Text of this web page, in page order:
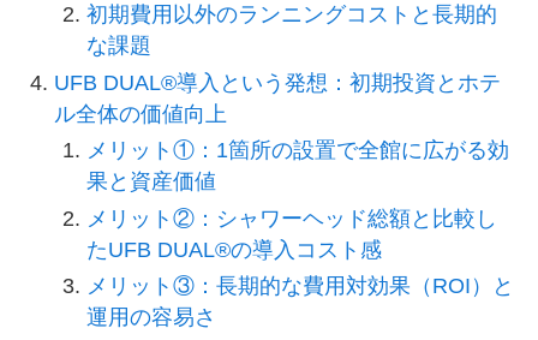
初期費用以外のランニングコストと長期的
な課題
UFB DUAL®導入という発想：初期投資とホテ
ル全体の価値向上
メリット①：1箇所の設置で全館に広がる効
果と資産価値
メリット②：シャワーヘッド総額と比較し
たUFB DUAL®の導入コスト感
メリット③：長期的な費用対効果（ROI）と
運用の容易さ